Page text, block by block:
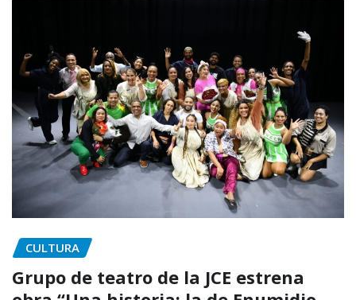
CULTURA
Grupo de teatro de la JCE estrena